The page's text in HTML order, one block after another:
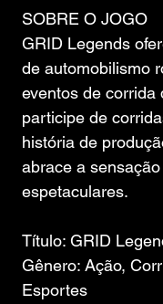
SOBRE O JOGO
GRID Legends
de automobilismo
eventos de
participe de
história de
abrace a
espetaculares.
Título: GRID
Gênero: Ação,
Esportes